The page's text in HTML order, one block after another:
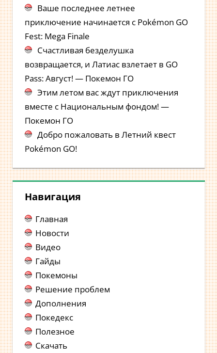
Ваше последнее летнее
приключение начинается с Pokémon GO
Fest: Mega Finale
Счастливая безделушка
возвращается, и Латиас взлетает в GO
Pass: Август! — Покемон ГО
Этим летом вас ждут приключения
вместе с Национальным фондом! —
Покемон ГО
Добро пожаловать в Летний квест
Pokémon GO!
Навигация
Главная
Новости
Видео
Гайды
Покемоны
Решение проблем
Дополнения
Покедекс
Полезное
Скачать